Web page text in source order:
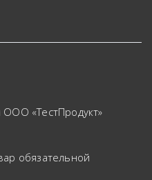
«ТестПродукт»
обязательной